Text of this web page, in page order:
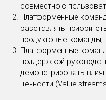
совместно с
Платформенные
расставлять
продуктовые команды;
Платформенные
поддержкой
демонстрировать
ценности (Value